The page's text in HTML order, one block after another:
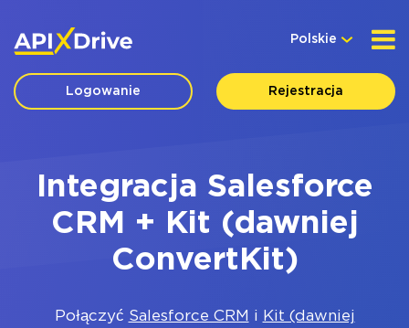
Polskie
Logowanie Rejestracja
Integracja Salesforce
CRM + Kit (dawniej
ConvertKit)
Połączyć Salesforce CRM i
Kit (dawniej